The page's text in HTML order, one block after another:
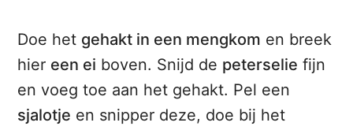
Doe het gehakt in een mengkom en breek
hier een ei boven. Snijd de peterselie fijn
en voeg toe aan het gehakt. Pel een
sjalotje en snipper deze, doe bij het